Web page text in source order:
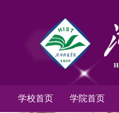
学校首页 学院首页